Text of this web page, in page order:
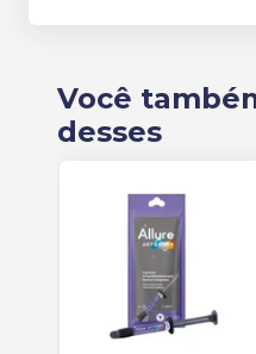
Você
desses